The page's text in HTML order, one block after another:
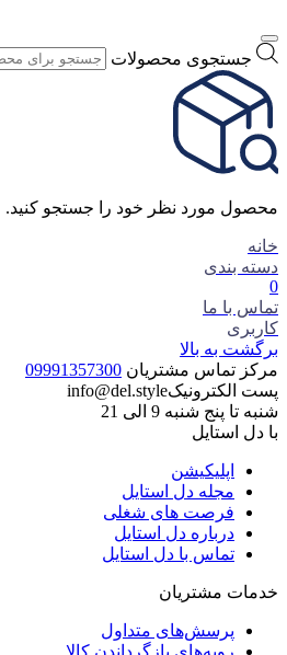
جستجوی محصولات
محصول مورد نظر خود را جستجو کنید.
خانه
دسته بندی
0
تماس با ما
کاربری
برگشت به بالا
مرکز تماس مشتریان 09991357300
پست الکترونیکinfo@del.style
شنبه تا پنج شنبه 9 الی 21
با دل استایل
اپلیکیشن
مجله دل استایل
فرصت های شغلی
درباره دل استایل
تماس با دل استایل
خدمات مشتریان
پرسش‌های متداول